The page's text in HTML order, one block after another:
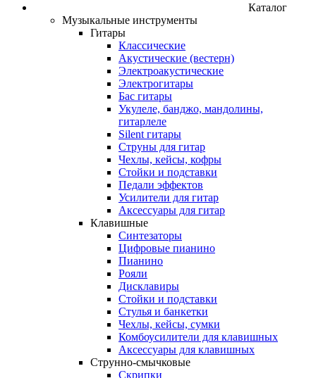
Каталог
Музыкальные инструменты
Гитары
Классические
Акустические (вестерн)
Электроакустические
Электрогитары
Бас гитары
Укулеле, банджо, мандолины,
гитарлеле
Silent гитары
Струны для гитар
Чехлы, кейсы, кофры
Стойки и подставки
Педали эффектов
Усилители для гитар
Аксессуары для гитар
Клавишные
Синтезаторы
Цифровые пианино
Пианино
Рояли
Дисклавиры
Стойки и подставки
Стулья и банкетки
Чехлы, кейсы, сумки
Комбоусилители для клавишных
Аксессуары для клавишных
Струнно-смычковые
Скрипки